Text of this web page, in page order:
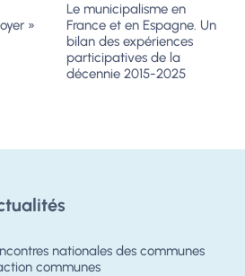
»
Le municipalisme en
France et en Espagne. Un
bilan des expériences
participatives de la
décennie 2015-2025
nationales des communes
communes